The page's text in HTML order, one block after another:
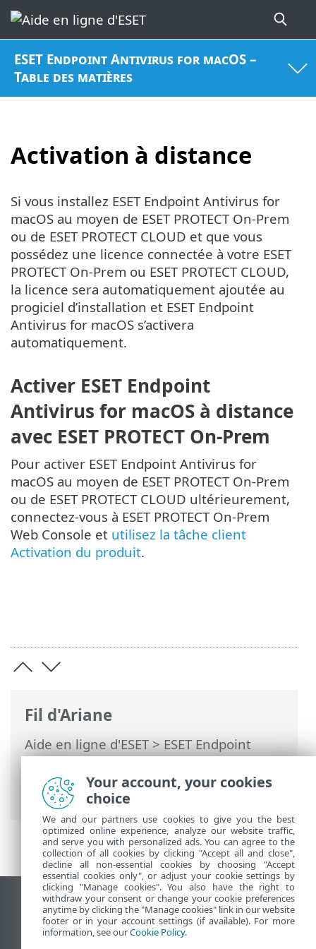
ESET Endpoint Antivirus for macOS –
Table des matières
Activation à distance
Fil d'Ariane
Aide en ligne d'ESET>ESET Endpoint
Antivirus for macOS>Installation>
Activer votre produit > Activation à
distance
Si vous installez ESET Endpoint Antivirus for
macOS au moyen de ESET PROTECT On-Prem
ou de ESET PROTECT CLOUD et que vous
possédez une licence connectée à votre ESET
PROTECT On-Prem ou ESET PROTECT CLOUD,
la licence sera automatiquement ajoutée au
progiciel d’installation et ESET Endpoint
Antivirus for macOS s’activera
automatiquement.
Activer ESET Endpoint
Antivirus for macOS à distance
avec ESET PROTECT On-Prem
Pour activer ESET Endpoint Antivirus for
macOS au moyen de ESET PROTECT On-Prem
ou de ESET PROTECT CLOUD ultérieurement,
connectez-vous à ESET PROTECT On-Prem
Web Console et utilisez la tâche client
Activation du produit.
Afficher le site pour ordinateur de bureau
End of Life
Base de connaissances ESET
Your account, your cookies
choice
We and our partners use cookies to give you the best
optimized online experience, analyze our website traffic,
and serve you with personalized ads. You can agree to the
collection of all cookies by clicking "Accept all and close",
decline all non-essential cookies by choosing "Accept
essential cookies only", or adjust your cookie settings by
clicking "Manage cookies". You also have the right to
withdraw your consent or change your cookie preferences
anytime by clicking the "Manage cookies" link in our website
footer or in your account settings (if available). For more
information, see ourCookie Policy.